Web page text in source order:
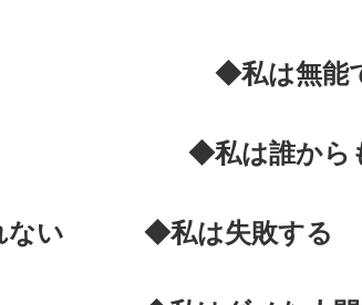
私は無能で弱
◆私は誰からも
れない ◆私は失敗する